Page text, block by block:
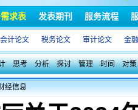
求表 发表期刊 服务流程
会计论文 税务论文 审计论文 金
思考 分析 探讨 管理 时间 对策
经信息